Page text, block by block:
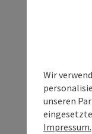
Wir
unseren
Impressum.